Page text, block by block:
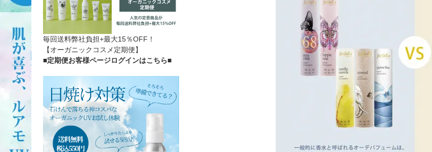
毎回送料弊社負担+最大15％OFF！
【オーガニックコスメ定期便】
■定期便お客様ページログインはこちら■